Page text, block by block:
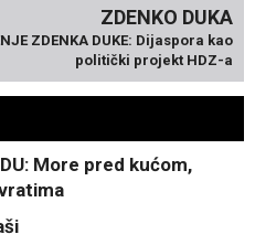
ZDENKO DUKA
ZDENKA DUKE: Dijaspora kao
politički projekt HDZ-a
More pred kućom,